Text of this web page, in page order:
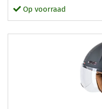
Op voorraad